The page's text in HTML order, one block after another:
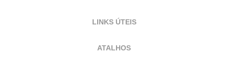
LINKS ÚTEIS
ATALHOS